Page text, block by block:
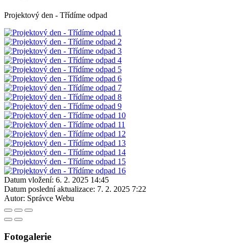
Projektový den - Třídíme odpad
Datum vložení: 6. 2. 2025 14:45
Datum poslední aktualizace: 7. 2. 2025 7:22
Autor: Správce Webu
Fotogalerie